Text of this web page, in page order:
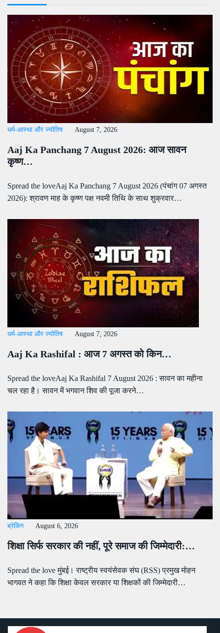
धर्म-आस्था और ज्योतिष August 7, 2026
Aaj Ka Panchang 7 August 2026: आज सावन
कृष्ण…
Spread the loveAaj Ka Panchang 7 August 2026 (पंचांग 07 अगस्त
2026): श्रावण माह के कृष्ण पक्ष नवमी तिथि के साथ शुक्रवार…
धर्म-आस्था और ज्योतिष August 7, 2026
Aaj Ka Rashifal : आज 7 अगस्त को किन…
Spread the loveAaj Ka Rashifal 7 August 2026 : सावन का महीना
चल रहा है। सावन में भगवान शिव की पूजा करने…
ब्रेकिंग August 6, 2026
शिक्षा सिर्फ सरकार की नहीं, पूरे समाज की जिम्मेदारी:…
Spread the love मुंबई। राष्ट्रीय स्वयंसेवक संघ (RSS) प्रमुख मोहन
भागवत ने कहा कि शिक्षा केवल सरकार या शिक्षकों की जिम्मेदारी…